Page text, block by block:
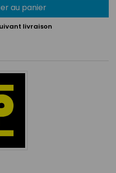
au panier
livraison